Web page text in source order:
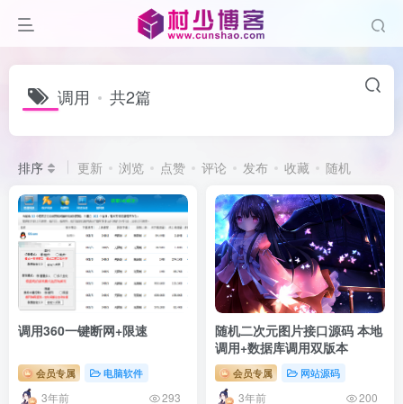
调用 共2篇
排序 更新 浏览 点赞 评论 发布 收藏 随机
调用360一键断网+限速
会员专属 电脑软件
3年前 293
随机二次元图片接口源码 本地
调用+数据库调用双版本
会员专属 网站源码
3年前 200